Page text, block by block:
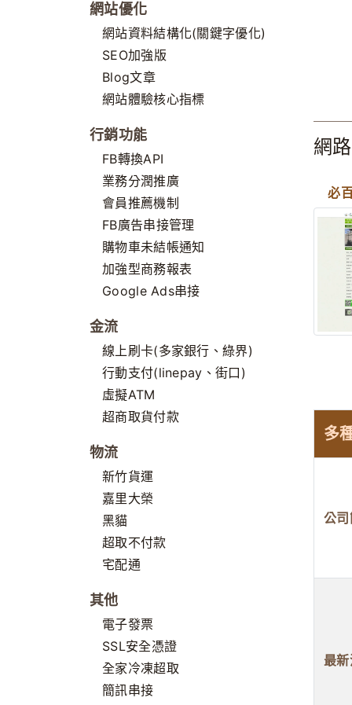
網站優化
網站資料結構化(關鍵字優化)
SEO加強版
Blog文章
網站體驗核心指標
行銷功能
FB轉換API
業務分潤推廣
會員推薦機制
FB廣告串接管理
購物車未結帳通知
加強型商務報表
Google Ads串接
金流
線上刷卡(多家銀行、綠界)
行動支付(linepay、街口)
虛擬ATM
超商取貨付款
物流
新竹貨運
嘉里大榮
黑貓
超取不付款
宅配通
其他
電子發票
SSL安全憑證
全家冷凍超取
簡訊串接
網
必
多
公
最